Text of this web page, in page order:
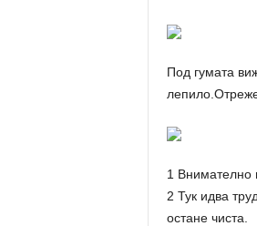
Под гумата
1 Внимателно
2 Тук идва
остане чиста.